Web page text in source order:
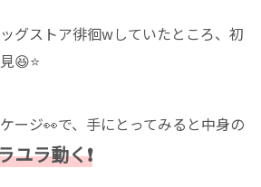
グストア徘徊wしていたところ、初
😆⭐️
ージ👀で、手にとってみると中身の
ユラ動く❗️